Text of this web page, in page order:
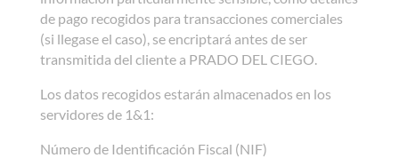
de pago recogidos para transacciones comerciales
(si llegase el caso), se encriptará antes de ser
transmitida del cliente a PRADO DEL CIEGO.
Los datos recogidos estarán almacenados en los
servidores de 1&1:
Número de Identificación Fiscal (NIF)